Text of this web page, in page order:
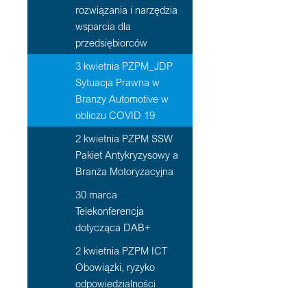
rozwiązania i narzędzia
wsparcia dla
przedsiębiorców
3 kwietnia PZPM_JDP
Sytuacja Prawna w
Branży Automotive w
obliczu COVID 19
2 kwietnia PZPM SSW
Pakiet Antykryzysowy a
Branża Motoryzacyjna
30 marca
Telekonferencja
dotycząca DAB+
2 kwietnia PZPM ICT
Obowiązki, ryzyko
odpowiedzialności